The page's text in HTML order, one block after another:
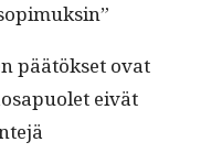
päätök­set ovat
eivät